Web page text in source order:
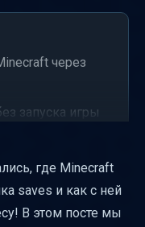
через
запуска игры
и делать
компьютерами
где Minecraft
saves и как с ней
В этом посте мы